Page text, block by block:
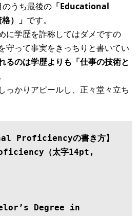
うち最後の 「Educational
）」 です。
に学歴を詐称してはダメですの
守って事実をきっちりと書いてい
るのは学歴よりも「仕事の技術と
かりアピールし、 正々堂々立ち
Proficiencyの書き方】
（太字14pt,
Degree in